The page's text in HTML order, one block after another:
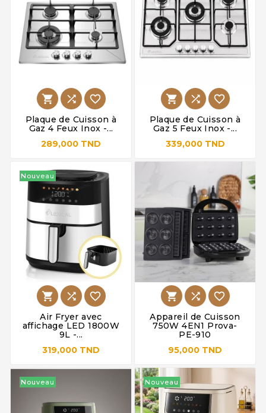
  
Plaque de Cuisson à
Gaz 4 Feux Inox -...
289,000 TND
  
Plaque de Cuisson à
Gaz 5 Feux Inox -...
339,000 TND
Nouveau
  
Air Fryer avec
affichage LED 1800W
9L -...
319,000 TND
  
Appareil de Cuisson
750W 4EN1 Prova-
PE-910
95,000 TND
Nouveau Nouveau